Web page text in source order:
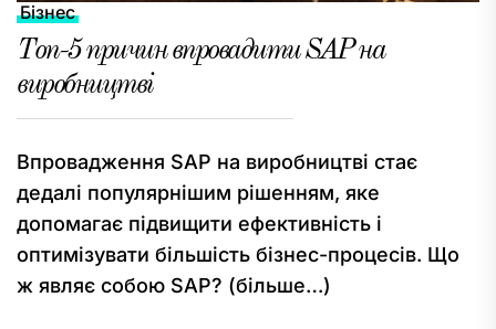
Бізнес
Топ-5 причин впровадити SAP на
виробництві
Впровадження SAP на виробництві стає
дедалі популярнішим рішенням, яке
допомагає підвищити ефективність і
оптимізувати більшість бізнес-процесів. Що
ж являє собою SAP? (більше…)